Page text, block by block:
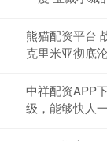
熊猫配资平台
克里米亚彻底
中祥配资APP
级，能够快人